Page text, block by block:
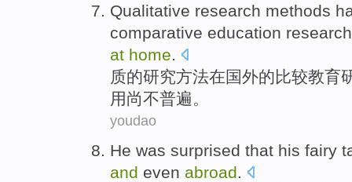
Qualitative research methods
comparative education research
at home.
质的研究方法在国外的比较教育
用尚不普遍。
youdao
He was surprised that his fairy
and even abroad